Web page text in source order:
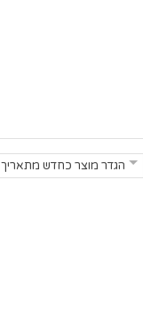
הגדר מוצר כחדש מתאריך